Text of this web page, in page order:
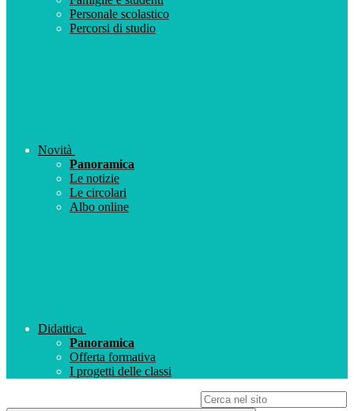
Personale scolastico
Percorsi di studio
Novità
Panoramica
Le notizie
Le circolari
Albo online
Didattica
Panoramica
Offerta formativa
I progetti delle classi